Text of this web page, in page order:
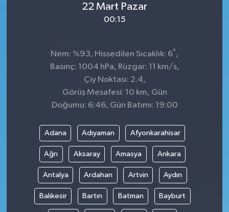
22 Mart Pazar
00:15
Nem: %93, Hissedilen Sıcaklık: 6° ,
Basınç: 1004 hPa, Rüzgar: 11 km/s,
Çiy Noktası: 2.4,
Görüş Mesafesi: 10 km, Gün
Doğumu: 6:46, Gün Batımı: 19:00
Adana Adıyaman Afyonkarahisar
Ağrı Aksaray Amasya Ankara
Antalya Ardahan Artvin Aydın
Balıkesir Bartın Batman Bayburt